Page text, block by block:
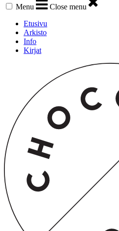
Menu
Close menu
Etusivu
Arkisto
Info
Kirjat